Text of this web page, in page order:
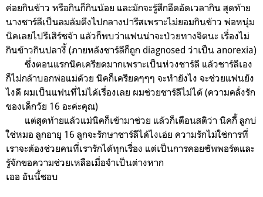
ค่อยกินข้าว หรือกินก็กินน้อย และมักจะรู้สึกอึดอัดเวลากิน สุดท้าย
นางชาร์ลีเป็นลมล้มตึงไปกลางปารีสเพราะไม่ยอมกินข้าว พ่อหนุ่ม
นิคเลยไปรีเสิร์ชจ้า แล้วก็พบว่าแฟนน่าจะป่วยทางจิตนะ เรื่องไม่
กินข้าวกินปลางี้ (ภายหลังชาร์ลีก็ถูก diagnosed ว่าเป็น anorexia)
ซึ่งตอนแรกนิคเครียดมากเพราะเป็นห่วงชาร์ลี แล้วชาร์ลีเอง
ก็ไม่กล้าบอกพ่อแม่ด้วย นิคก็เครียดๆๆๆ จะทำยังไง จะช่วยแฟนยัง
ไงดี ผมเป็นแฟนที่ไม่ได้เรื่องเลย ผมช่วยชาร์ลีไม่ได้ (ความคลั่งรัก
ของเด็กวัย 16 อะค่ะคุณ)
แต่สุดท้ายแล้วแม่นิคก็เข้ามาช่วย แล้วก็เตือนสติว่า นิคกี้ ลูกบ่
ใช่หมอ ลูกอายุ 16 ลูกจะรักษาชาร์ลีได้ไงเอ่ย ความรักไม่ใช่การที่
เราจะต้องช่วยคนที่เรารักได้ทุกเรื่อง แต่เป็นการคอยซัพพอร์ตและ
รู้จักขอความช่วยเหลือเมื่อจำเป็นต่างหาก
เออ อันนี้ชอบ